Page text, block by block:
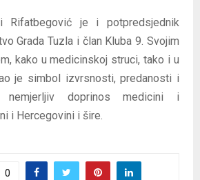
Rifatbegović je i potpredsjednik
Grada Tuzla i član Kluba 9. Svojim
kako u medicinskoj struci, tako i u
je simbol izvrsnosti, predanosti i
nemjerljiv doprinos medicini i
i Hercegovini i šire.
0